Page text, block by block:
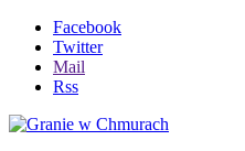
Facebook
Twitter
Mail
Rss